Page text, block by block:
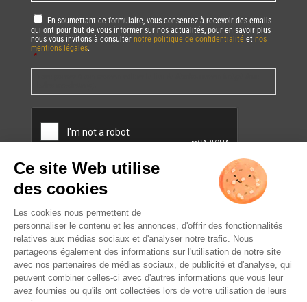
RGPD *
En soumettant ce formulaire, vous consentez à recevoir des emails
qui ont pour but de vous informer sur nos actualités, pour en savoir plus
nous vous invitons à consulter notre politique de confidentialité et nos
mentions légales.
*